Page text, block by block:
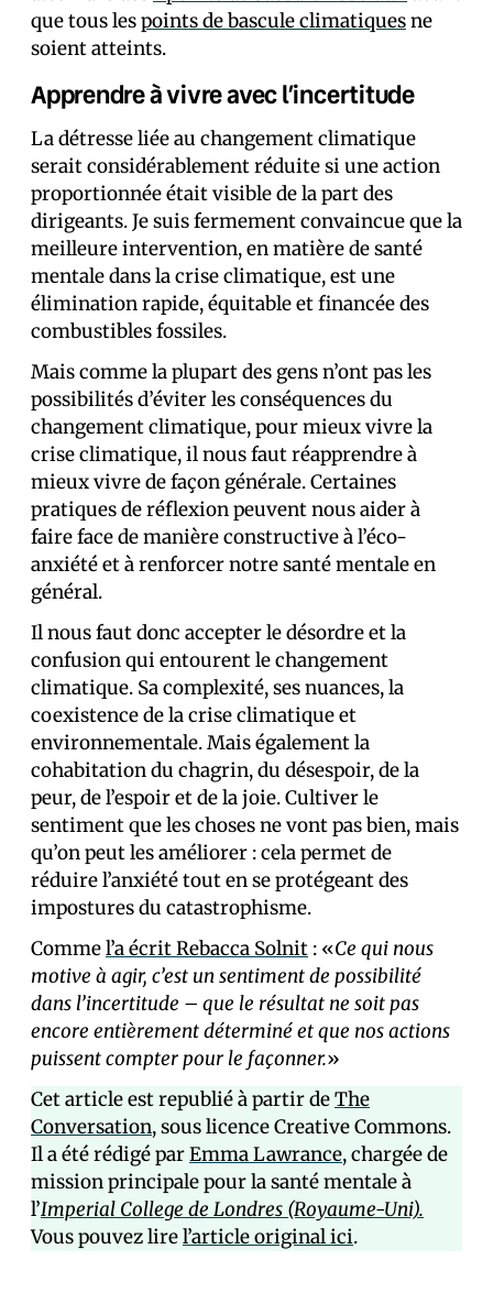
que tous lespoints de bascule climatiquesne
soient atteints.
Apprendre à vivre avec l’incertitude
La détresse liée au changement climatique
serait considérablement réduite si une action
proportionnée était visible de la part des
dirigeants. Je suis fermement convaincue que la
meilleure intervention, en matière de santé
mentale dans la crise climatique, est une
élimination rapide, équitable et financée des
combustibles fossiles.
Mais comme la plupart des gens n’ont pas les
possibilités d’éviter les conséquences du
changement climatique, pour mieux vivre la
crise climatique, il nous faut réapprendre à
mieux vivre de façon générale. Certaines
pratiques de réflexion peuvent nous aider à
faire face de manière constructive à l’éco-
anxiété et à renforcer notre santé mentale en
général.
Il nous faut donc accepter le désordre et la
confusion qui entourent le changement
climatique. Sa complexité, ses nuances, la
coexistence de la crise climatique et
environnementale. Mais également la
cohabitation du chagrin, du désespoir, de la
peur, de l’espoir et de la joie. Cultiver le
sentiment que les choses ne vont pas bien, mais
qu’on peut les améliorer : cela permet de
réduire l’anxiété tout en se protégeant des
impostures du catastrophisme.
Commel’a écrit Rebacca Solnit : «Ce qui nous
motive à agir, c’est un sentiment de possibilité
dans l’incertitude – que le résultat ne soit pas
encore entièrement déterminé et que nos actions
puissent compter pour le façonner.»
Cet article est republié à partir deThe
Conversation, sous licence Creative Commons.
Il a été rédigé parEmma Lawrance, chargée de
mission principale pour la santé mentale à
l’Imperial College de Londres (Royaume-Uni).
Vous pouvez lirel’article original ici.